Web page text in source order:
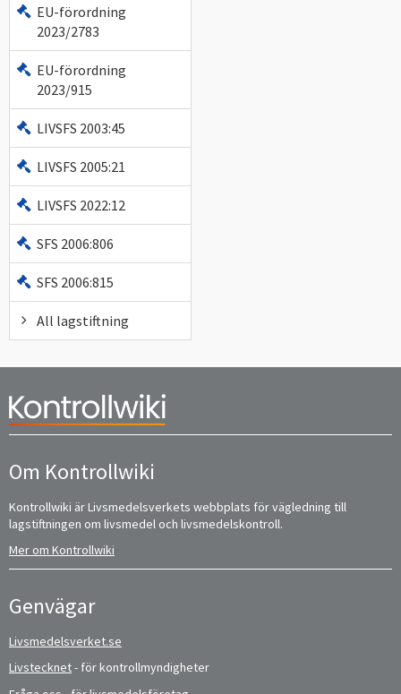
EU-förordning
2023/2783
EU-förordning
2023/915
LIVSFS 2003:45
LIVSFS 2005:21
LIVSFS 2022:12
SFS 2006:806
SFS 2006:815
All lagstiftning
Om Kontrollwiki
Kontrollwiki är Livsmedelsverkets webbplats för vägledning till
lagstiftningen om livsmedel och livsmedelskontroll.
Mer om Kontrollwiki
Genvägar
Livsmedelsverket.se
Livstecknet- för kontrollmyndigheter